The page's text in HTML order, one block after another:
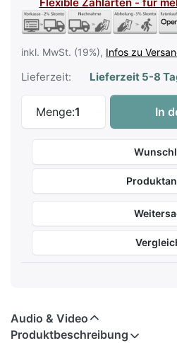
inkl. MwSt. (19%), Infos zu
Lieferzeit: Lieferzeit 5-8
Menge:1
Casio Privia
In
Audio & Video
Produktbeschreibung